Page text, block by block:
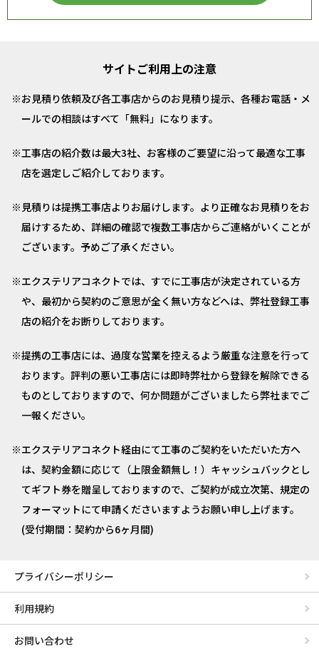
サイトご利用上の注意
お見積り依頼及び各工事店からのお見積り提示、各種お電話・メ
ールでの相談はすべて「無料」になります。
工事店の紹介数は最大3社、お客様のご要望に沿って最適な工事
店を選定しご紹介しております。
見積りは提携工事店よりお届けします。より正確なお見積りをお
届けするため、詳細の確認で複数工事店からご連絡がいくことが
ございます。予めご了承ください。
エクステリアコネクトでは、すでに工事店が決定されている方
や、最初から契約のご意思が全く無い方などへは、弊社登録工事
店の紹介をお断りしております。
提携の工事店には、過度な営業を控えるよう厳重な注意を行って
おります。評判の悪い工事店には即時弊社から登録を解除できる
ものとしておりますので、何か問題がございましたら弊社までご
一報ください。
エクステリアコネクト経由にて工事のご契約をいただいた方へ
は、契約金額に応じて（上限金額無し！）キャッシュバックとし
てギフト券を贈呈しておりますので、ご契約が成立次第、規定の
フォーマットにて申請くださいますようお願い申し上げます。
(受付期間：契約から6ヶ月間)
プライバシーポリシー
利用規約
お問い合わせ